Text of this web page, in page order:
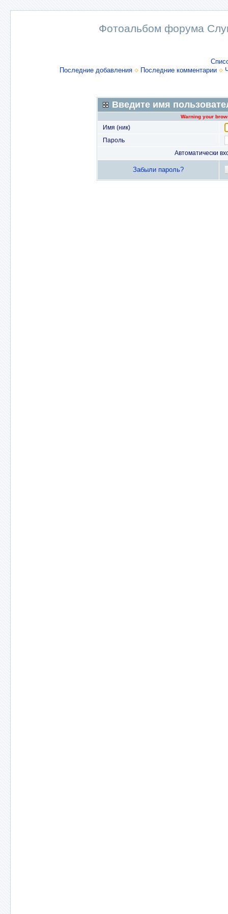
Фотоальбом форума
Последние добавления
Последние комментарии
Введите имя
Warning your
Имя (ник)
Пароль
Автоматически
Забыли пароль?